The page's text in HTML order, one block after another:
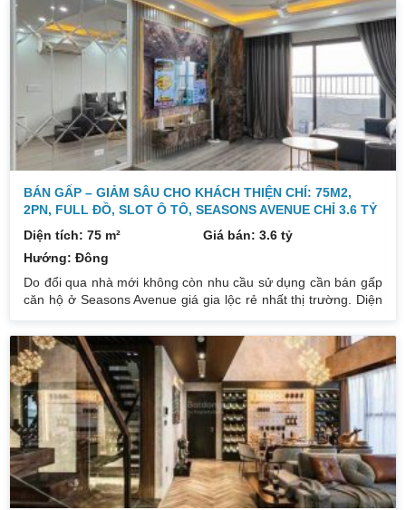
hướng ĐB hợp với gia chủ Tây tứ mệnh. Nhà hướng lộc nên
chủ nhà làm ăn rất thịnh. Pháp lý: Đã có sổ, giao dịch nhanh
chóng. Giá bán: 6 tỷ (cam kết để giá tốt nhất,
BÁN GẤP – GIẢM SÂU CHO KHÁCH THIỆN CHÍ: 75M2,
2PN, FULL ĐỒ, SLOT Ô TÔ, SEASONS AVENUE CHỈ 3.6 TỶ
Diện tích: 75 m²
Giá bán: 3.6 tỷ
Hướng: Đông
Do đổi qua nhà mới không còn nhu cầu sử dụng cần bán gấp
căn hộ ở Seasons Avenue giá gia lộc rẻ nhất thị trường. Diện
năng đầy đủ, phòng đón ánh sáng tự nhiên. Căn hộ tân trang
đầy đủ nội thất, nhà ít sử dụng nên còn rất mới. Ban công ĐB
view thành phố vừa ngắm cảnh đẹp, vừa thoáng mát, không
bị ồn hay bụi bặm. Vị trí thuận lợi, đi lại